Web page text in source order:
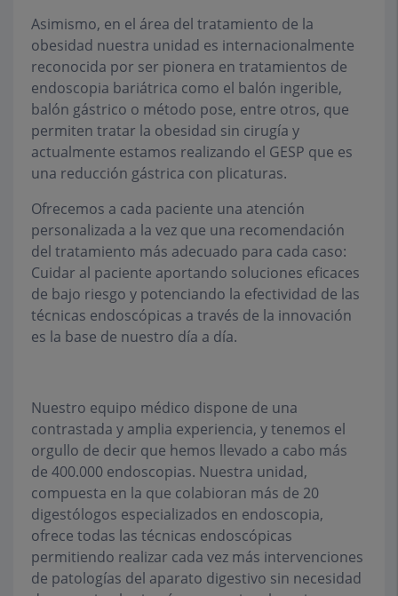
Asimismo, en el área del tratamiento de la
obesidad nuestra unidad es internacionalmente
reconocida por ser pionera en tratamientos de
endoscopia bariátrica como el balón ingerible,
balón gástrico o método pose, entre otros, que
permiten tratar la obesidad sin cirugía y
actualmente estamos realizando el GESP que es
una reducción gástrica con plicaturas.
Ofrecemos a cada paciente una atención
personalizada a la vez que una recomendación
del tratamiento más adecuado para cada caso:
Cuidar al paciente aportando soluciones eficaces
de bajo riesgo y potenciando la efectividad de las
técnicas endoscópicas a través de la innovación
es la base de nuestro día a día.
Nuestro equipo médico dispone de una
contrastada y amplia experiencia, y tenemos el
orgullo de decir que hemos llevado a cabo más
de 400.000 endoscopias. Nuestra unidad,
compuesta en la que colabioran más de 20
digestólogos especializados en endoscopia,
ofrece todas las técnicas endoscópicas
permitiendo realizar cada vez más intervenciones
de patologías del aparato digestivo sin necesidad